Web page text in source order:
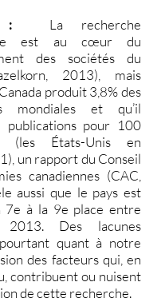
: La recherche
est au cœur du
des sociétés du
2013), mais
produit 3,8% des
mondiales et qu’il
publications pour 100
(les États-Unis en
un rapport du Conseil
canadiennes (CAC,
aussi que le pays est
7e à la 9e place entre
Des lacunes
quant à notre
des facteurs qui, en
contribuent ou nuisent
de cette recherche.